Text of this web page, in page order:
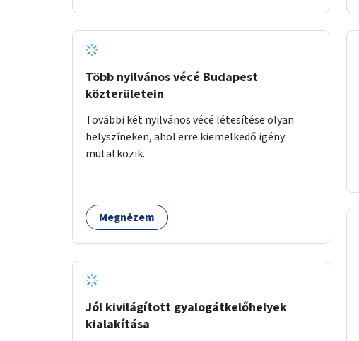
Több nyilvános vécé Budapest
közterületein
További két nyilvános vécé létesítése olyan
helyszíneken, ahol erre kiemelkedő igény
mutatkozik.
Megnézem
Jól kivilágított gyalogátkelőhelyek
kialakítása